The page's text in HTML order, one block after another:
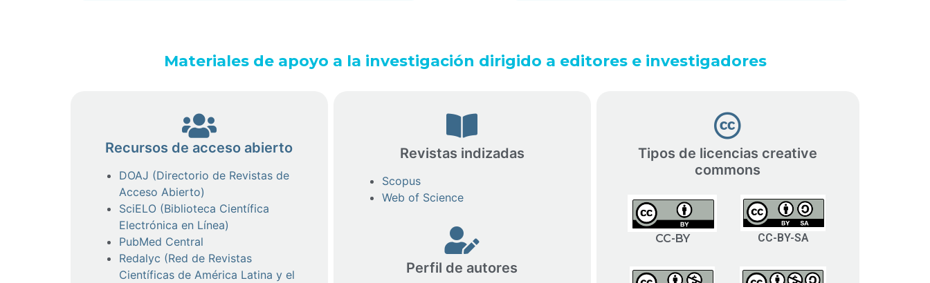
Materiales de apoyo a la investigación dirigido a editores e investigadores
Recursos de acceso abierto
DOAJ (Directorio de Revistas de
Acceso Abierto)
SciELO (Biblioteca Científica
Electrónica en Línea)
PubMed Central
Redalyc (Red de Revistas
Científicas de América Latina y el
Revistas indizadas
Scopus
Web of Science
Perfil de autores
Tipos de licencias creative
commons
CC-BY CC-BY-SA